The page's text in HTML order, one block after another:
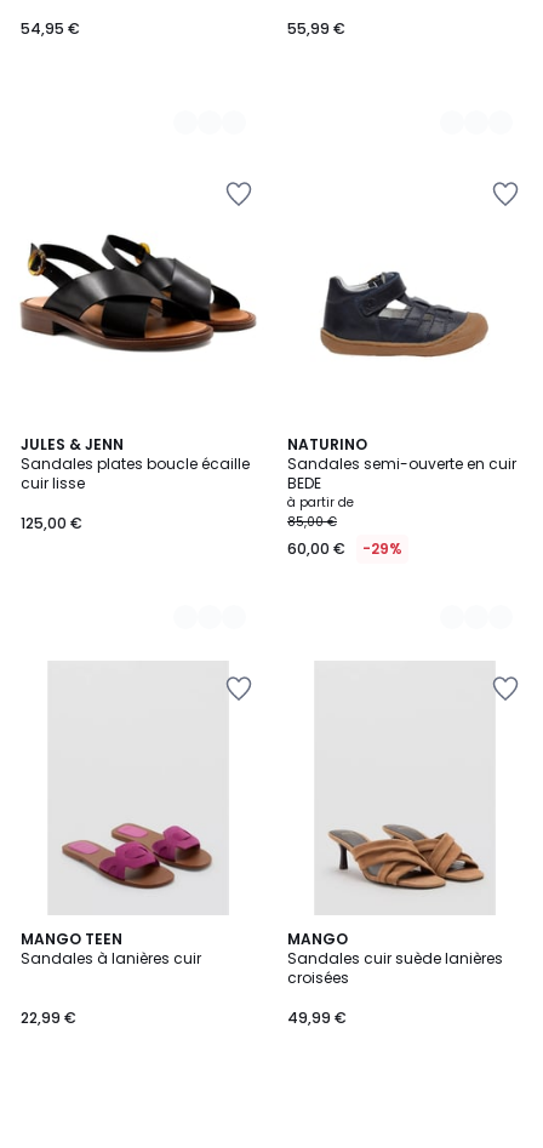
54,95 €
55,99 €
JULES & JENN
Sandales plates boucle écaille
cuir lisse
125,00 €
2
Couleurs
NATURINO
Sandales semi-ouverte en cuir
BEDE
à partir de
85,00 €
60,00 € -29%
3
Couleurs
MANGO TEEN
Sandales à lanières cuir
22,99 €
MANGO
Sandales cuir suède lanières
croisées
49,99 €